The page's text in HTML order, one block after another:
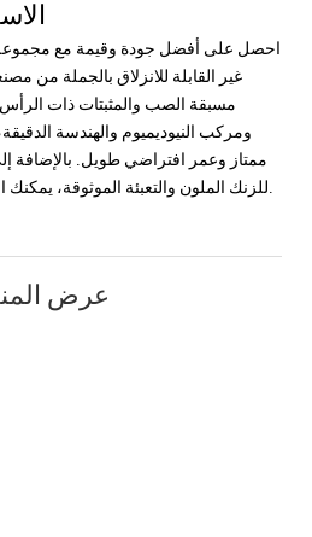
احصل على أفضل جودة وقيمة مع
غير القابلة للانزلاق بالجملة من
مسبقة الصب والمثبتات ذات الرأس
ومركب النيوديميوم والهندسة
ممتاز وعمر افتراضي طويل. بالإضافة
للزنك الملون والتعبئة الموثوقة، يمكنك الوثوق في جودة منتجنا وراحته.
عرض